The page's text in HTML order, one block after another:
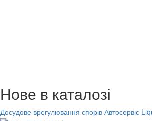
Нове в каталозі
Досудове врегулювання спорів Автосервіс